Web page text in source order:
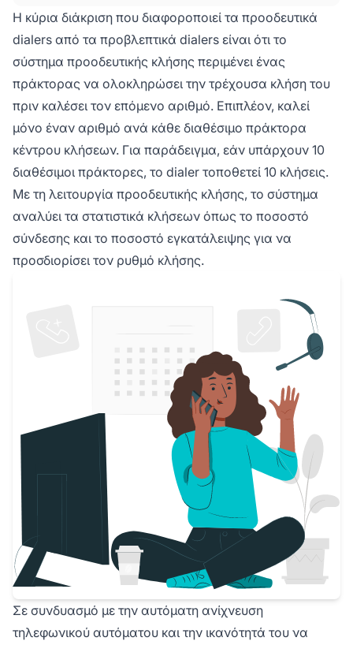
κλήσεων να μην χρειάζεται να καλούν
χειροκίνητα κάθε αριθμό από τη λίστα
επαφών. Τα προοδευτικά dialers θεωρούνται
ως η μέση λύση μεταξύ της χειροκίνητης
κλήσης και των λύσεων προβλεπτικής κλήσης.
Η κύρια διάκριση που διαφοροποιεί τα προοδευτικά
dialers από τα προβλεπτικά dialers είναι ότι το
σύστημα προοδευτικής κλήσης περιμένει ένας
πράκτορας να ολοκληρώσει την τρέχουσα κλήση του
πριν καλέσει τον επόμενο αριθμό. Επιπλέον, καλεί
μόνο έναν αριθμό ανά κάθε διαθέσιμο πράκτορα
κέντρου κλήσεων. Για παράδειγμα, εάν υπάρχουν 10
διαθέσιμοι πράκτορες, το dialer τοποθετεί 10 κλήσεις.
Με τη λειτουργία προοδευτικής κλήσης, το σύστημα
αναλύει τα στατιστικά κλήσεων όπως το ποσοστό
σύνδεσης και το ποσοστό εγκατάλειψης για να
προσδιορίσει τον ρυθμό κλήσης.
Σε συνδυασμό με την αυτόματη ανίχνευση
τηλεφωνικού αυτόματου και την ικανότητά του να